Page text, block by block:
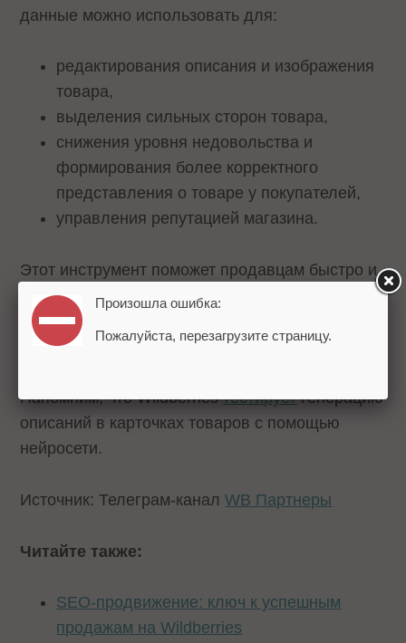
данные можно использовать для:
редактирования описания и изображения
товара,
выделения сильных сторон товара,
снижения уровня недовольства и
формирования более корректного
представления о товаре у покупателей,
управления репутацией магазина.
Этот инструмент поможет продавцам быстро и
точно узнавать общее мнение покупателей по
каждому товару и понять, как повысить
удовлетворенность продукцией.
Напомним, что Wildberriesтестируетгенерацию
описаний в карточках товаров с помощью
нейросети.
Источник: Телеграм-каналWB Партнеры
Читайте также:
SEO-продвижение: ключ к успешным
продажам на Wildberries
Произошла ошибка:
Пожалуйста, перезагрузите страницу.